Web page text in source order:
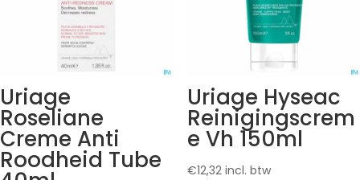
Uriage
Roseliane
Creme Anti
Roodheid Tube
Uriage Hyseac
Reinigingscrem
e Vh 150ml
€12,32 incl. btw